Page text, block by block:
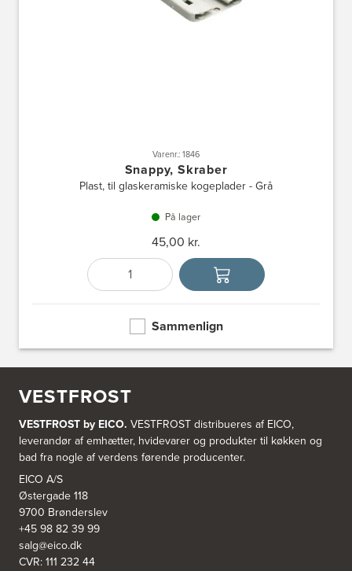
Varenr.: 1846
Snappy, Skraber
Plast, til glaskeramiske kogeplader - Grå
På lager
45,00 kr.
Antal
Vælg enhed
Sammenlign
VESTFROST
VESTFROST by EICO. VESTFROST distribueres af EICO,
leverandør af emhætter, hvidevarer og produkter til køkken og
bad fra nogle af verdens førende producenter.
EICO A/S
Østergade 118
9700 Brønderslev
+45 98 82 39 99
salg@eico.dk
CVR: 111 232 44